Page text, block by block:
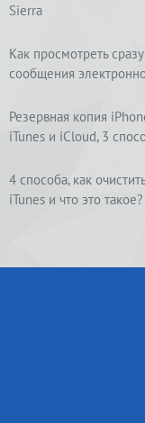
Sierra
Как просмотреть
сообщения
Резервная копия
iTunes и iCloud, 3
4 способа, как
iTunes и что это такое?